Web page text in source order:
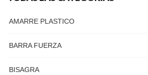
AMARRE PLASTICO
BARRA FUERZA
BISAGRA